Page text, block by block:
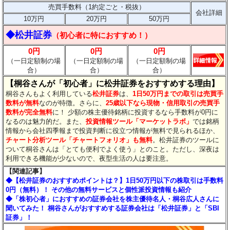
売買手数料（1約定ごと・税抜）
会社詳細
10万円
20万円 50万円
◆松井証券（初心者に特におすすめ！）
0円
（一日定額制の場
合）
0円
（一日定額制の場
合）
0円
（一日定額制の場
合）
【桐谷さんが「初心者」に松井証券をおすすめする理由】
桐谷さんもよく利用している松井証券は、1日50万円までの取引は売買手
数料が無料なのが特徴。さらに、25歳以下なら現物・信用取引の売買手
数料が完全無料に！ 少額の株主優待銘柄に投資するなら手数料が0円に
なるのは魅力的だ。また、投資情報ツール「マーケットラボ」では銘柄
情報から会社四季報まで投資判断に役立つ情報が無料で見られるほか、
チャート分析ツール「チャートフォリオ」も無料。松井証券のツールに
ついて桐谷さんは「とても便利でよく使う」とのこと。ただし、深夜は
利用できる機能が少ないので、夜型生活の人は要注意。
【関連記事】
◆【松井証券のおすすめポイントは？】1日50万円以下の株取引は手数料
0円（無料）！ その他の無料サービスと個性派投資情報も紹介
◆「株初心者」におすすめの証券会社を株主優待名人・桐谷広人さんに
聞いてみた！ 桐谷さんがおすすめする証券会社は「松井証券」と「SBI
証券」！